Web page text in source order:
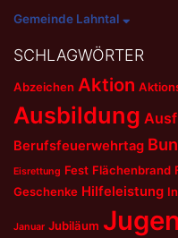
Gemeinde Lahntal
SCHLAGWÖRTER
Abzeichen Aktion
Ausbildung
Berufsfeuerwehrtag
Eisrettung Fest Flächenbrand
Geschenke Hilfeleistung
Januar Jubiläum